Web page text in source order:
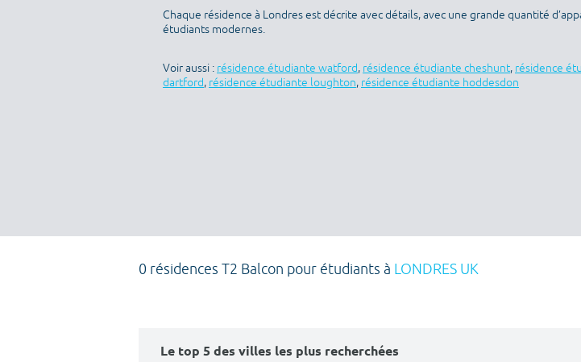
Chaque résidence à Londres est décrite avec détails, avec une grande quantité
étudiants modernes.
Voir aussi : résidence étudiante watford, résidence étudiante cheshunt, résidence
dartford, résidence étudiante loughton, résidence étudiante hoddesdon
0 résidences T2 Balcon pour étudiants à LONDRES UK
Le top 5 des villes les plus recherchées